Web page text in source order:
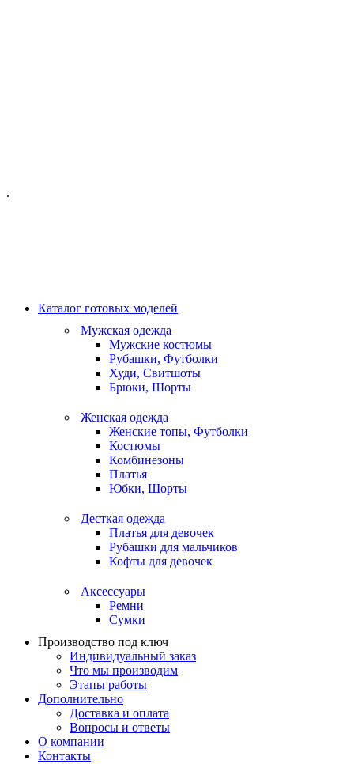
.
Каталог готовых моделей
Мужская одежда
Мужские костюмы
Рубашки, Футболки
Худи, Свитшоты
Брюки, Шорты
Женская одежда
Женские топы, Футболки
Костюмы
Комбинезоны
Платья
Юбки, Шорты
Десткая одежда
Платья для девочек
Рубашки для мальчиков
Кофты для девочек
Аксессуары
Ремни
Сумки
Производство под ключ
Индивидуальный заказ
Что мы производим
Этапы работы
Дополнительно
Доставка и оплата
Вопросы и ответы
О компании
Контакты